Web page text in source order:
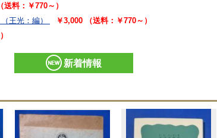
送料：￥770～）
（王光：編）
￥3,000 （送料：￥770～）
新着情報